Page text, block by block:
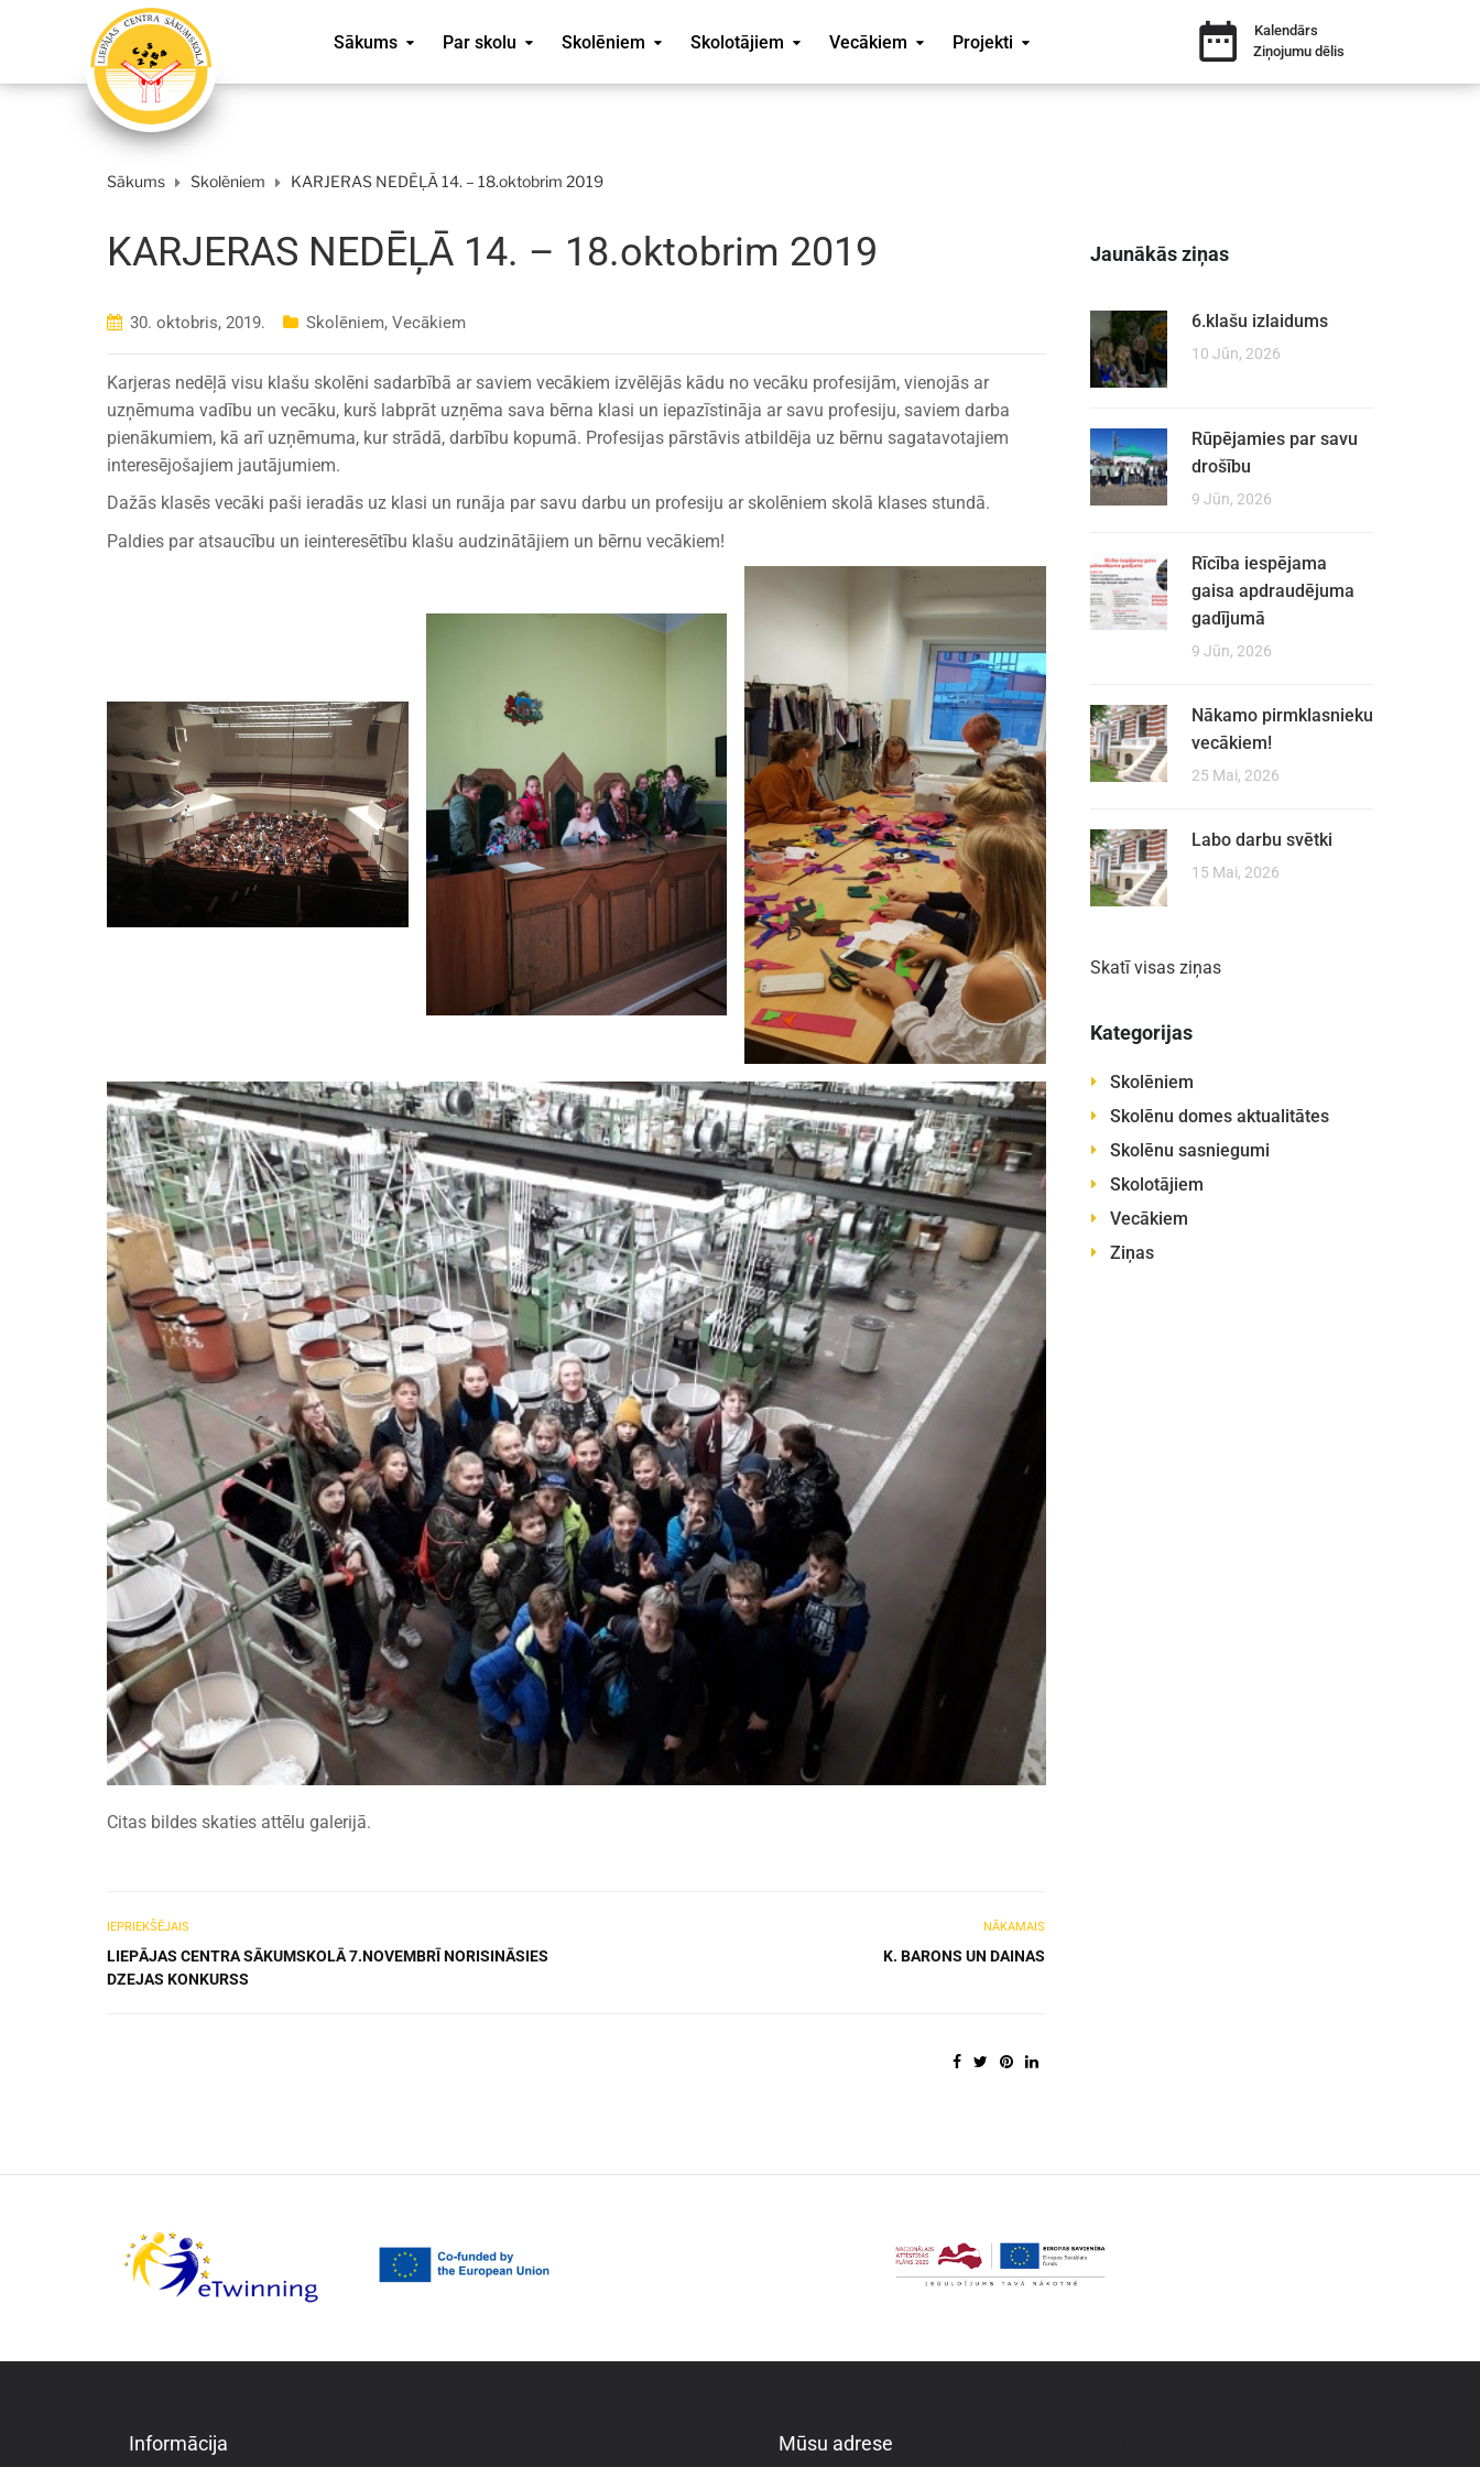
Sākums Par skolu Skolēniem Skolotājiem Vecākiem Projekti
Kalendārs
Ziņojumu dēlis
Sākums Skolēniem KARJERAS NEDĒĻĀ 14. – 18.oktobrim 2019
KARJERAS NEDĒĻĀ 14. – 18.oktobrim 2019
30. oktobris, 2019. Skolēniem, Vecākiem
Karjeras nedēļā visu klašu skolēni sadarbībā ar saviem vecākiem izvēlējās kādu no vecāku profesijām, vienojās ar
uzņēmuma vadību un vecāku, kurš labprāt uzņēma sava bērna klasi un iepazīstināja ar savu profesiju, saviem darba
pienākumiem, kā arī uzņēmuma, kur strādā, darbību kopumā. Profesijas pārstāvis atbildēja uz bērnu sagatavotajiem
interesējošajiem jautājumiem.
Dažās klasēs vecāki paši ieradās uz klasi un runāja par savu darbu un profesiju ar skolēniem skolā klases stundā.
Paldies par atsaucību un ieinteresētību klašu audzinātājiem un bērnu vecākiem!
Citas bildes skaties attēlu galerijā.
IEPRIEKŠĒJAIS
LIEPĀJAS CENTRA SĀKUMSKOLĀ 7.NOVEMBRĪ NORISINĀSIES
DZEJAS KONKURSS
NĀKAMAIS
K. BARONS UN DAINAS
Jaunākās ziņas
6.klašu izlaidums
10 Jūn, 2026
Rūpējamies par savu
drošību
9 Jūn, 2026
Rīcība iespējama
gaisa apdraudējuma
gadījumā
9 Jūn, 2026
Nākamo pirmklasnieku
vecākiem!
25 Mai, 2026
Labo darbu svētki
15 Mai, 2026
Skatī visas ziņas
Kategorijas
Skolēniem
Skolēnu domes aktualitātes
Skolēnu sasniegumi
Skolotājiem
Vecākiem
Ziņas
Informācija Mūsu adrese